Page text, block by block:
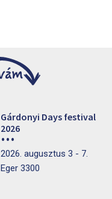
Gárdonyi Days festival
2026
2026. augusztus 3 - 7.
Eger 3300